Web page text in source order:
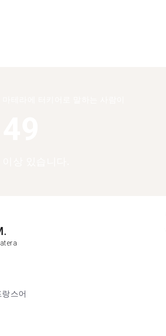
랑스어